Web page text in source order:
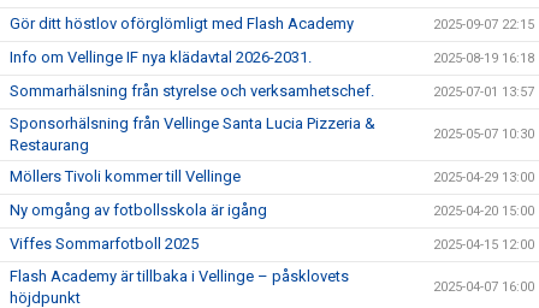
Gör ditt höstlov oförglömligt med Flash Academy 2025-09-07 22:15
Info om Vellinge IF nya klädavtal 2026-2031. 2025-08-19 16:18
Sommarhälsning från styrelse och verksamhetschef. 2025-07-01 13:57
Sponsorhälsning från Vellinge Santa Lucia Pizzeria &
Restaurang
2025-05-07 10:30
Möllers Tivoli kommer till Vellinge 2025-04-29 13:00
Ny omgång av fotbollsskola är igång 2025-04-20 15:00
Viffes Sommarfotboll 2025 2025-04-15 12:00
Flash Academy är tillbaka i Vellinge – påsklovets
höjdpunkt
2025-04-07 16:00